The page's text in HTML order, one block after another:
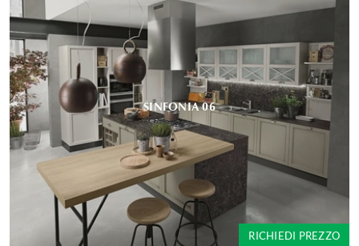
SINFONIA 06
RICHIEDI PREZZO